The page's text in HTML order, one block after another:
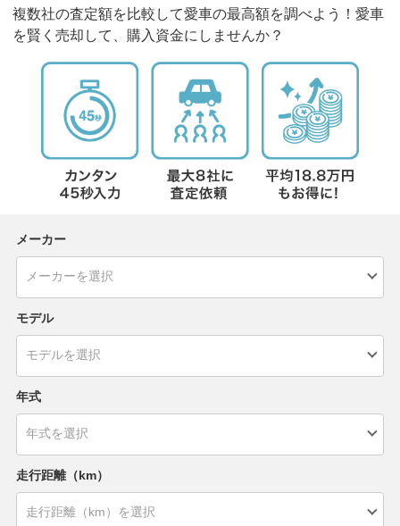
複数社の査定額を比較して愛車の最高額を調べよう！愛車
を賢く売却して、購入資金にしませんか？
メーカー
モデル
年式
走行距離（km）